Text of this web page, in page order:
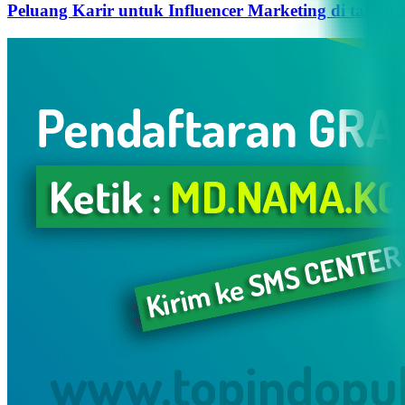
Peluang Karir untuk Influencer Marketing di tahun